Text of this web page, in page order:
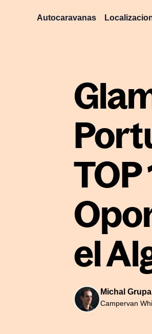
Autocaravanas
TOP
el
Michal Grupa
Campervan